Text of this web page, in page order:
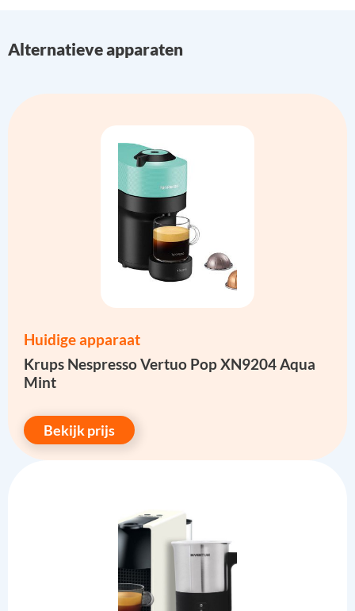
Alternatieve apparaten
Huidige apparaat
Krups Nespresso Vertuo Pop XN9204 Aqua
Mint
Bekijk prijs